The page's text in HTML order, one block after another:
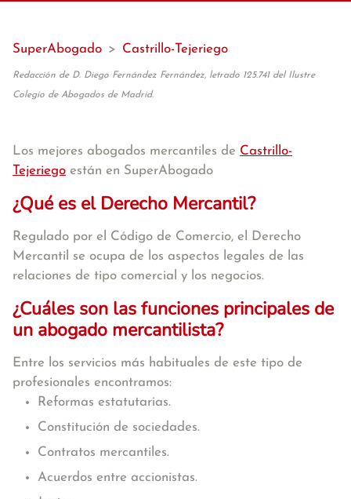
SuperAbogado > Castrillo-Tejeriego
Redacción de D. Diego Fernández Fernández, letrado 125.741 del Ilustre
Colegio de Abogados de Madrid.
Los mejores abogados mercantiles de Castrillo-
Tejeriego están en SuperAbogado
¿Qué es el Derecho Mercantil?
Regulado por el Código de Comercio, el Derecho
Mercantil se ocupa de los aspectos legales de las
relaciones de tipo comercial y los negocios.
¿Cuáles son las funciones principales de
un abogado mercantilista?
Entre los servicios más habituales de este tipo de
profesionales encontramos:
Reformas estatutarias.
Constitución de sociedades.
Contratos mercantiles.
Acuerdos entre accionistas.